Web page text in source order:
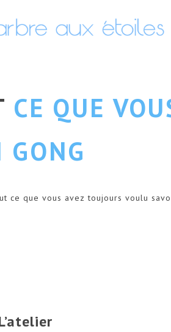
CE QUE
GONG
ce que vous avez toujours voulu